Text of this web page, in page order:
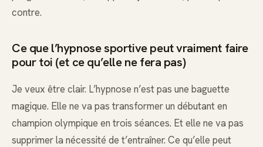
contre.
Ce que l’hypnose sportive peut vraiment faire
pour toi (et ce qu’elle ne fera pas)
Je veux être clair. L’hypnose n’est pas une baguette
magique. Elle ne va pas transformer un débutant en
champion olympique en trois séances. Et elle ne va pas
supprimer la nécessité de t’entraîner. Ce qu’elle peut